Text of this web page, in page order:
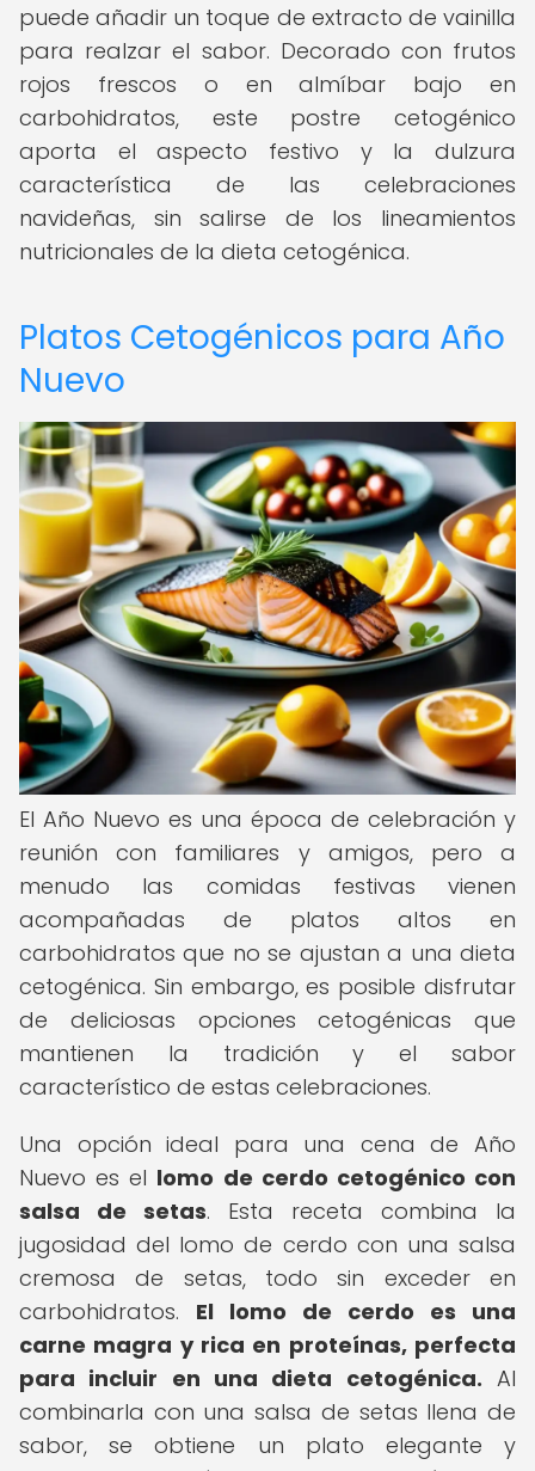
puede añadir un toque de extracto de vainilla
para realzar el sabor. Decorado con frutos
rojos frescos o en almíbar bajo en
carbohidratos, este postre cetogénico
aporta el aspecto festivo y la dulzura
característica de las celebraciones
navideñas, sin salirse de los lineamientos
nutricionales de la dieta cetogénica.
Platos Cetogénicos para Año
Nuevo
El Año Nuevo es una época de celebración y
reunión con familiares y amigos, pero a
menudo las comidas festivas vienen
acompañadas de platos altos en
carbohidratos que no se ajustan a una dieta
cetogénica. Sin embargo, es posible disfrutar
de deliciosas opciones cetogénicas que
mantienen la tradición y el sabor
característico de estas celebraciones.
Una opción ideal para una cena de Año
Nuevo es el lomo de cerdo cetogénico con
salsa de setas. Esta receta combina la
jugosidad del lomo de cerdo con una salsa
cremosa de setas, todo sin exceder en
carbohidratos. El lomo de cerdo es una
carne magra y rica en proteínas, perfecta
para incluir en una dieta cetogénica. Al
combinarla con una salsa de setas llena de
sabor, se obtiene un plato elegante y